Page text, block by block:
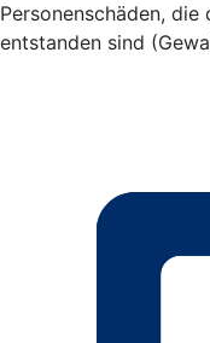
Personenschäden,
entstanden sind